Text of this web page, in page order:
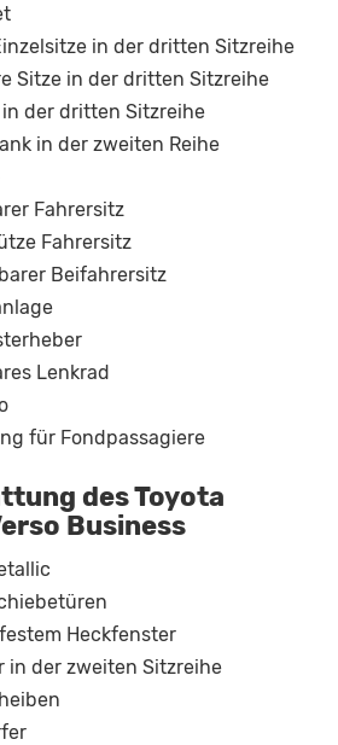
in der dritten Sitzreihe
Sitze in der dritten Sitzreihe
der dritten Sitzreihe
in der zweiten Reihe
Fahrersitz
Fahrersitz
Beifahrersitz
Lenkrad
für Fondpassagiere
des Toyota
Business
Heckfenster
in der zweiten Sitzreihe